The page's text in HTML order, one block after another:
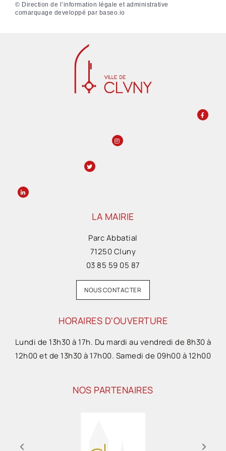
© Direction de l’information légale et administrative
comarquage developpé par baseo.io
LA MAIRIE
Parc Abbatial
71250 Cluny
03 85 59 05 87
NOUS CONTACTER
HORAIRES D'OUVERTURE
Lundi de 13h30 à 17h. Du mardi au vendredi de 8h30 à
12h00 et de 13h30 à 17h00. Samedi de 09h00 à 12h00
NOS PARTENAIRES